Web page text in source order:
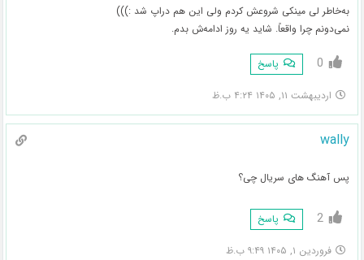
به‌خاطر لی مینکی شروعش کردم ولی این هم دراپ شد :)))
نمی‌دونم چرا واقعاً. شاید یه روز ادامه‌ش بدم.
0 پاسخ
اردیبهشت ۱۱, ۱۴۰۵ ۴:۲۴ ب.ظ
wally
پس آهنگ های سریال چی؟
2 پاسخ
فروردین ۱, ۱۴۰۵ ۹:۴۹ ب.ظ